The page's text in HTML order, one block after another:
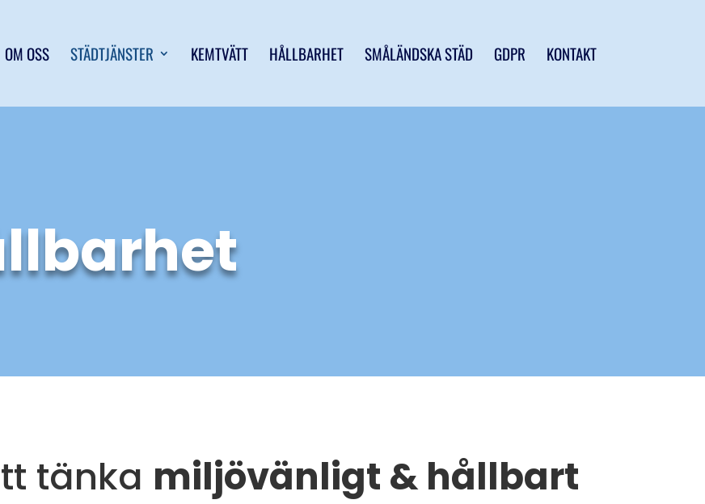
OM OSS STÄDTJÄNSTER KEMTVÄTT HÅLLBARHET SMÅLÄNDSKA STÄD GDPR KONTAKT
tänka miljövänligt & hållbart